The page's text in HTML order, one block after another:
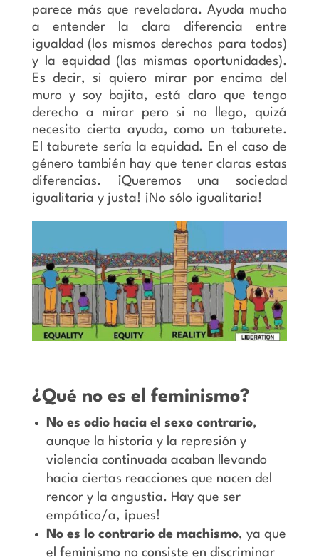
parece más que reveladora. Ayuda mucho
a entender la clara diferencia entre
igualdad (los mismos derechos para todos)
y la equidad (las mismas oportunidades).
Es decir, si quiero mirar por encima del
muro y soy bajita, está claro que tengo
derecho a mirar pero si no llego, quizá
necesito cierta ayuda, como un taburete.
El taburete sería la equidad. En el caso de
género también hay que tener claras estas
diferencias. ¡Queremos una sociedad
igualitaria y justa! ¡No sólo igualitaria!
¿Qué no es el feminismo?
No es odio hacia el sexo contrario,
aunque la historia y la represión y
violencia continuada acaban llevando
hacia ciertas reacciones que nacen del
rencor y la angustia. Hay que ser
empático/a, ¡pues!
No es lo contrario de machismo, ya que
el feminismo no consiste en discriminar